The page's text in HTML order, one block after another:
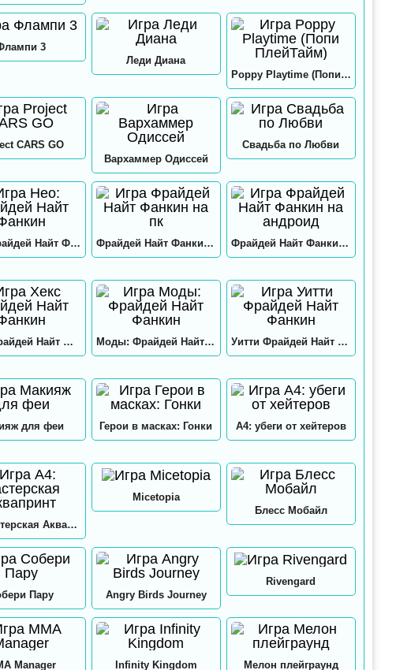
3
Леди Диана
Poppy Playtime (Попи ПлейТайм)
CARS GO
Вархаммер Одиссей
Свадьба по Любви
Нео: Фрайдей Найт Фанкин Фрайдей Найт Фанкин на пк Фрайдей Найт Фанкин на андроид
Хекс Фрайдей Найт Фанкин Моды: Фрайдей Найт Фанкин Уитти Фрайдей Найт Фанкин
для феи Герои в масках: Гонки А4: убеги от хейтеров
А4: Мастерская Аквапринт
Micetopia
Блесс Мобайл
Пару Angry Birds Journey
Rivengard
Manager Infinity Kingdom Мелон плейграунд